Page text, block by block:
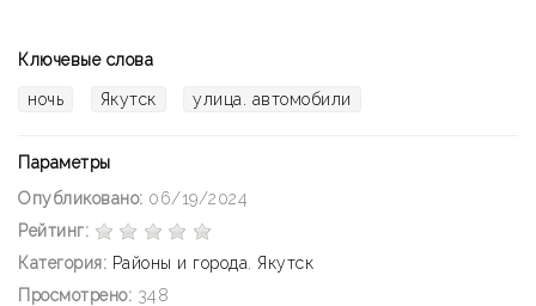
Ключевые слова
ночь Якутск улица. автомобили
Параметры
Опубликовано: 06/19/2024
Рейтинг:
Категория: Районы и города
Якутск
Просмотрено: 348